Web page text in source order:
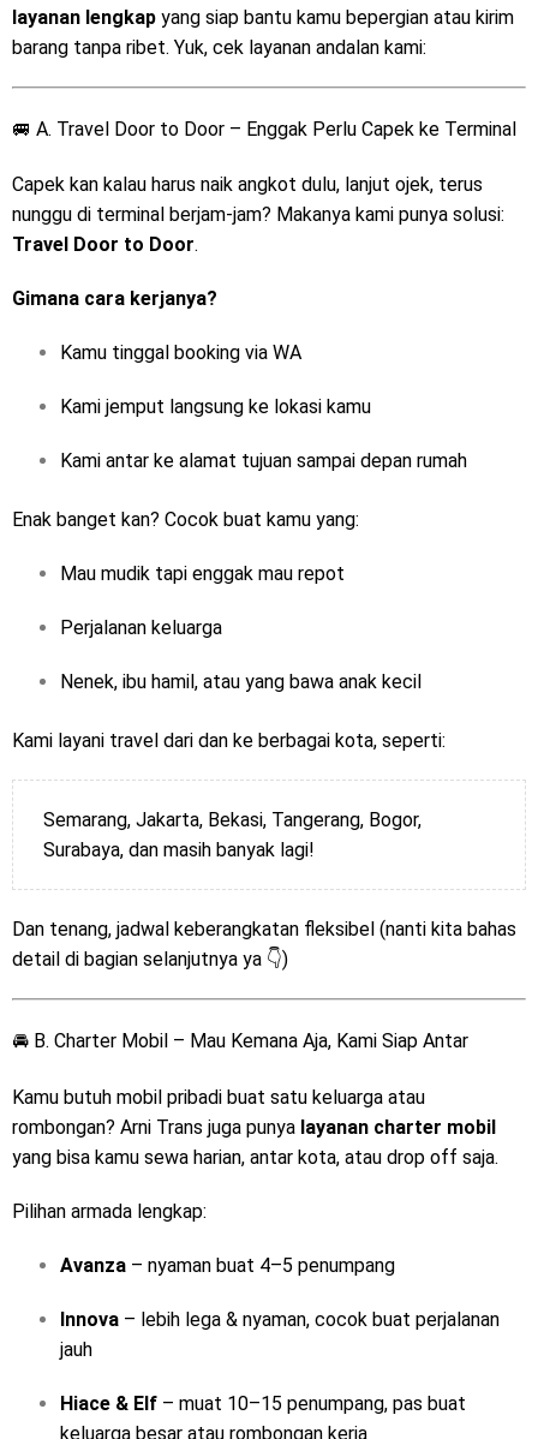
layanan lengkap yang siap bantu kamu bepergian atau kirim
barang tanpa ribet. Yuk, cek layanan andalan kami:
🚐 A. Travel Door to Door – Enggak Perlu Capek ke Terminal
Capek kan kalau harus naik angkot dulu, lanjut ojek, terus
nunggu di terminal berjam-jam? Makanya kami punya solusi:
Travel Door to Door.
Gimana cara kerjanya?
Kamu tinggal booking via WA
Kami jemput langsung ke lokasi kamu
Kami antar ke alamat tujuan sampai depan rumah
Enak banget kan? Cocok buat kamu yang:
Mau mudik tapi enggak mau repot
Perjalanan keluarga
Nenek, ibu hamil, atau yang bawa anak kecil
Kami layani travel dari dan ke berbagai kota, seperti:
Semarang, Jakarta, Bekasi, Tangerang, Bogor,
Surabaya, dan masih banyak lagi!
Dan tenang, jadwal keberangkatan fleksibel (nanti kita bahas
detail di bagian selanjutnya ya 👇)
🚘 B. Charter Mobil – Mau Kemana Aja, Kami Siap Antar
Kamu butuh mobil pribadi buat satu keluarga atau
rombongan? Arni Trans juga punya layanan charter mobil
yang bisa kamu sewa harian, antar kota, atau drop off saja.
Pilihan armada lengkap:
Avanza – nyaman buat 4–5 penumpang
Innova – lebih lega & nyaman, cocok buat perjalanan
jauh
Hiace & Elf – muat 10–15 penumpang, pas buat
keluarga besar atau rombongan kerja